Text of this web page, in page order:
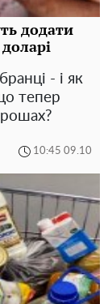
додати
- і як
тепер
10:45 09.10